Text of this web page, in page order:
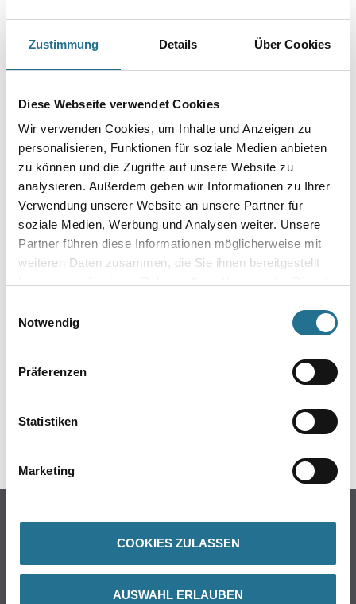
Zustimmung Details Über Cookies
Diese Webseite verwendet Cookies
Wir verwenden Cookies, um Inhalte und Anzeigen zu
personalisieren, Funktionen für soziale Medien anbieten
zu können und die Zugriffe auf unsere Website zu
analysieren. Außerdem geben wir Informationen zu Ihrer
Verwendung unserer Website an unsere Partner für
soziale Medien, Werbung und Analysen weiter. Unsere
Partner führen diese Informationen möglicherweise mit
weiteren Daten zusammen, die Sie ihnen bereitgestellt
Notwendig
Präferenzen
Statistiken
Marketing
COOKIES ZULASSEN
AUSWAHL ERLAUBEN
Bitte einloggen, um Preise zu sehen
Art-Nr.:1065-000618
Umrechnungsfaktoren
ZUSATZINFOS
EAN
4003982035318
WDV-Systeme